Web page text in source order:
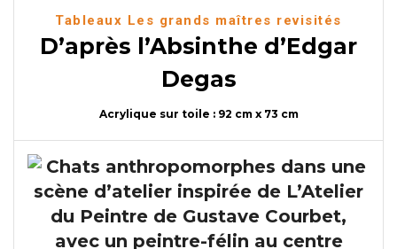
Tableaux Les grands maîtres revisités
D’après l’Absinthe d’Edgar
Degas
Acrylique sur toile : 92 cm x 73 cm